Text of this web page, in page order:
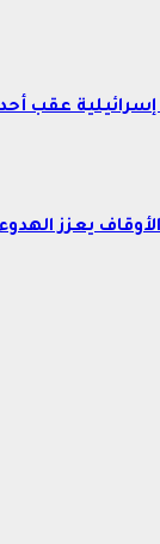
عقب
يعزز